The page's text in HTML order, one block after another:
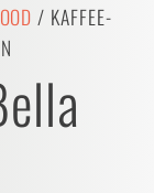
/ KAFFEE-